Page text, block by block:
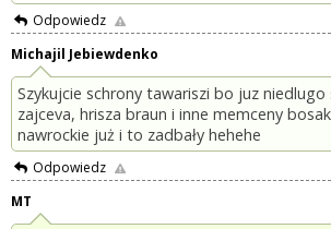
Odpowiedz
Michajil Jebiewdenko
Szykujcie schrony tawariszi bo juz niedlugo
zajceva, hrisza braun i inne memceny
nawrockie już i to zadbały hehehe
Odpowiedz
MT